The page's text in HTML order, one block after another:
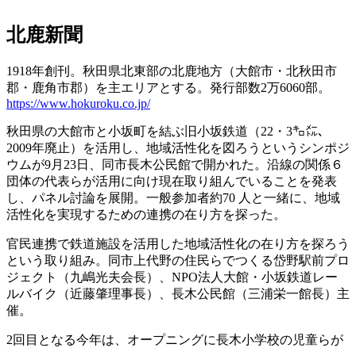
北鹿新聞
1918年創刊。秋田県北東部の北鹿地方（大館市・北秋田市
郡・鹿角市郡）を主エリアとする。発行部数2万6060部。
https://www.hokuroku.co.jp/
秋田県の大館市と小坂町を結ぶ旧小坂鉄道（22・3㌔㍍、
2009年廃止）を活用し、地域活性化を図ろうというシンポジ
ウムが9月23日、同市長木公民館で開かれた。沿線の関係６
団体の代表らが活用に向け現在取り組んでいることを発表
し、パネル討論を展開。一般参加者約70 人と一緒に、地域
活性化を実現するための連携の在り方を探った。
官民連携で鉄道施設を活用した地域活性化の在り方を探ろう
という取り組み。同市上代野の住民らでつくる岱野駅前プロ
ジェクト（九嶋光夫会長）、NPO法人大館・小坂鉄道レー
ルバイク（近藤肇理事長）、長木公民館（三浦栄一館長）主
催。
2回目となる今年は、オープニングに長木小学校の児童らが